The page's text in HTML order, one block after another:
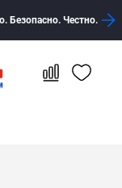
Безопасно. Честно.